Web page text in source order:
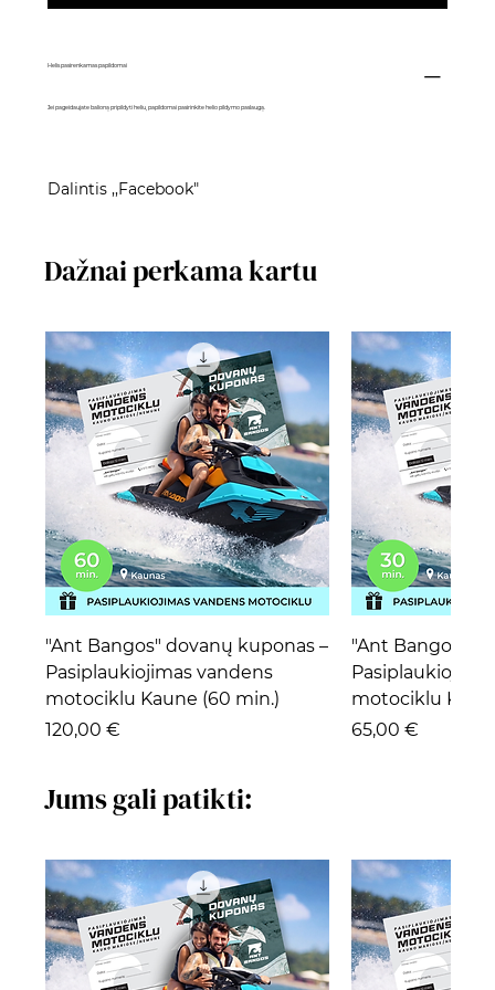
Helis pasirenkamas papildomai
Jei pageidaujate balioną pripildyti heliu, papildomai pasirinkitehelio pildymo paslaugą.
Dalintis ,,Facebook"
Dažnai perkama kartu
"Ant Bangos" dovanų kuponas –
Pasiplaukiojimas vandens
motociklu Kaune (60 min.)
Kaina
120,00 €
"Ant Bangos"
motociklu
Kaina
65,00 €
Jums gali patikti: